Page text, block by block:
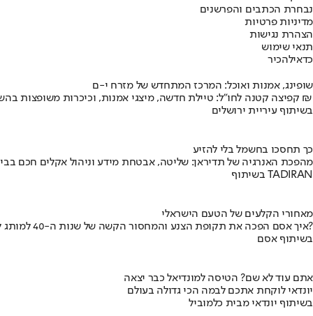
נבחרת הכתבים והפרשנים
מדיניות פרטיות
הצהרת נגישות
תנאי שימוש
כדאילהכיר
שופינג, אמנות ואוכל: המרכז המתחדש של מזרח י-ם
קפיצה קטנה לחו"ל: טיילת חדשה, מיצגי אמנות, וכיכרות משופצות בהשקעה של 100 מיליון ₪
בשיתוף עיריית ירושלים
כך תחסכו בחשמל בלי להזיע
מהפכת האנרגיה של תדיראן: שליטה, אבטחת מידע וניהול אקלים חכם
בשיתוף TADIRAN
מאחורי הקלעים של הטעם הישראלי
איך אסם הפכה את תקופת הצנע והמחסור הקשה של שנות ה-40 למותג לאומי?
בשיתוף אסם
אתם עוד לא שם? הטיסה למונדיאל כבר יצאה
יונדאי לוקחת אתכם לבמה הכי גדולה בעולם
בשיתוף יונדאי מבית כלמוביל